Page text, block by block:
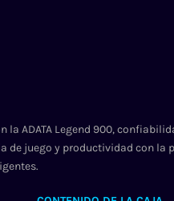
la ADATA Legend 900,
de juego y productividad con la